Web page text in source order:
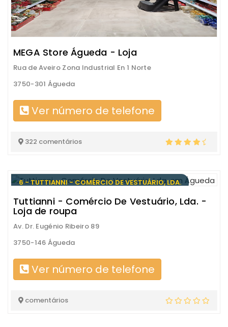
MEGA Store Águeda - Loja
Rua de Aveiro Zona Industrial En 1 Norte
3750-301 Águeda
Ver número de telefone
322 comentários
6 - TUTTIANNI - COMÉRCIO DE VESTUÁRIO, LDA.
Tuttianni - Comércio De Vestuário, Lda. -
Loja de roupa
Av. Dr. Eugénio Ribeiro 89
3750-146 Águeda
Ver número de telefone
comentários